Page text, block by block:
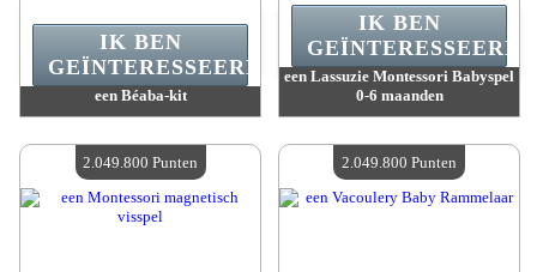
een Béaba-kit
Beschikbare hoeveelheid :4
IK BEN
GEÏNTERESSEERD.
een Lassuzie Montessori Babyspel
0-6 maanden
Beschikbare hoeveelheid :4
IK BEN
GEÏNTERESSEERD.
2.049.800 Punten 2.049.800 Punten